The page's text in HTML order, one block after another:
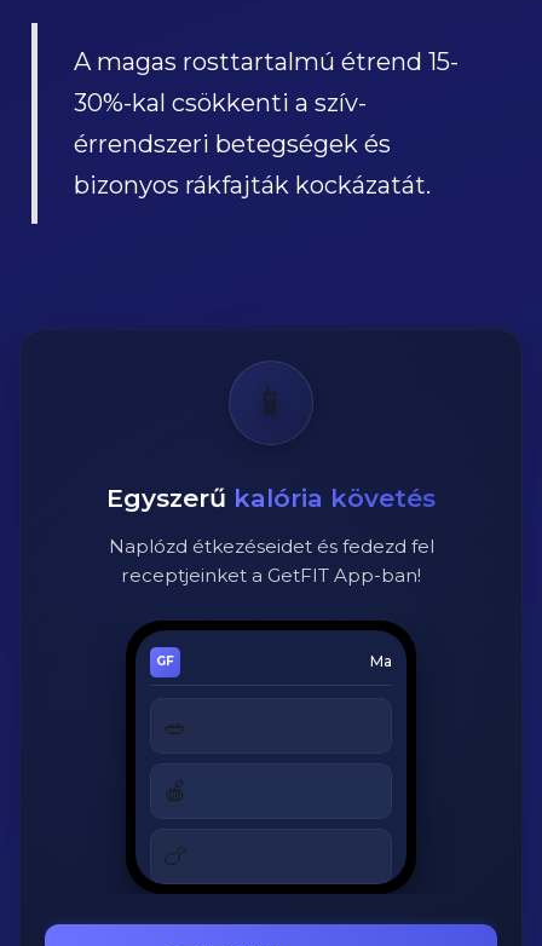
A magas rosttartalmú étrend 15-
30%-kal csökkenti a szív-
érrendszeri betegségek és
bizonyos rákfajták kockázatát.
📱
Egyszerű kalória követés
Naplózd étkezéseidet és fedezd fel
receptjeinket a GetFIT App-ban!
Ma
🥗
🍎
🍗